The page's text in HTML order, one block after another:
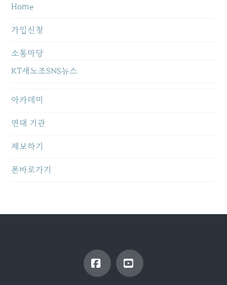
Home
가입신청
소통마당
KT새노조SNS뉴스
아카데미
연대 기관
제보하기
폰바로가기